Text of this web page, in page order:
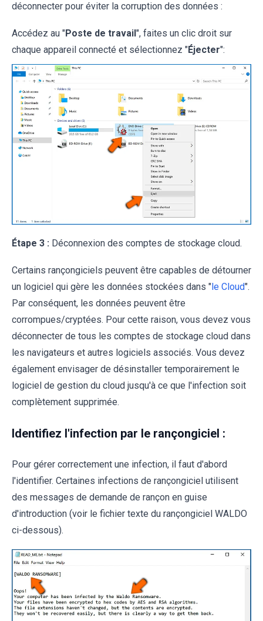
déconnecter pour éviter la corruption des données :
Accédez au "Poste de travail ", faites un clic droit sur
chaque appareil connecté et sélectionnez "Éjecter":
Étape 3 : Déconnexion des comptes de stockage cloud.
Certains rançongiciels peuvent être capables de détourner
un logiciel qui gère les données stockées dans "le Cloud".
Par conséquent, les données peuvent être
corrompues/cryptées. Pour cette raison, vous devez vous
déconnecter de tous les comptes de stockage cloud dans
les navigateurs et autres logiciels associés. Vous devez
également envisager de désinstaller temporairement le
logiciel de gestion du cloud jusqu'à ce que l'infection soit
complètement supprimée.
Identifiez l'infection par le rançongiciel :
Pour gérer correctement une infection, il faut d'abord
l'identifier. Certaines infections de rançongiciel utilisent
des messages de demande de rançon en guise
d'introduction (voir le fichier texte du rançongiciel WALDO
ci-dessous).